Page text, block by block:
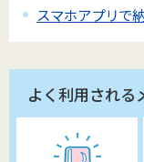
スマホアプリで
よく利用される